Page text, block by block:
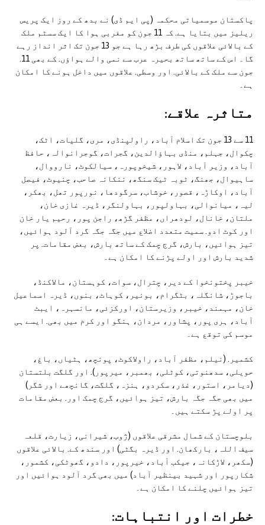
پاکستان موسمیاتی محکمہ (پی ایم ڈی) نے بدھ کے روز ایک پریس
ریلیز میں بتایا ہے. کہ 11 جون کو مغربی ہوا کا ایک سسٹم ملک
کے بالائی علاقوں کی طرف بڑھ رہا ہے جو 13 جون تک اثر انداز رہے
جون سے ملک کے بالائی. اور وسطی. علاقوں میں داخل ہونے کا امکان
ہے۔
متاثرہ علاقے:
11 سے 13 جون تک اسلام آباد، راولپنڈی، مری، گلیات، اٹک،
چکوال، جہلم، منڈی بہاؤالدین، گجرات، گوجرانوالہ، حافظ
آباد، وزیر آباد، لاہور، شیخوپورہ، سیالکوٹ، نارووال،
ساہیوال، جھنگ، ٹوبہ ٹیک سنگھ، ننکانہ صاحب، چنیوٹ، فیصل
آباد، اوکاڑہ، قصور، خوشاب، سرگودھا، نورپور تھل، بھکر،
لیہ، میانوالی، بہاولپور، بہاولنگر، ڈیرہ غازی خان،
ملتان، خانال، لودھراں، مظفر گڑھ، راجن پور، رحیم یار خان
اور کوٹ ادو. سمیت متعدد اضلاع میں جگہ جگہ گرد آلود ہوائیں،
تیز ہوائیں، بارش، گرج چمک کے ساتھ بارش، بعض مقامات. پر
شدید بارش اور اولے پڑنے کا امکان ہے۔
خیبر پختونخوا کے دیر، چترال، سوات، کوہستان، مالاکنڈ،
باجوڑ، شانگلہ، بٹگرام، بونیر، کوہاٹ، بنوں، ڈیرہ اسماعیل
خان، مہمند، خیبر، وزیرستان، اورکزئی، مانسہرہ، ایبٹ
آباد، ہری پور، پشاور، مردان، ہنگو اور کرم میں بھی. ایسے ہی
موسم کی توقع ہے۔
کشمیر. (نیلم، مظفر آباد، راولاکوٹ، پونچھ، ہٹیاں، باغ،
حویلی، سدھنوتی، کوٹلی، بھمبر، میرپور). اور گلگت بلتستان
(دیامر، استور، غذر، سکردو، ہنزہ، گلگت، گانچھے اور شگر)
میں بھی جگہ جگہ بارش، تیز ہوائیں، گرج چمک اور. بعض مقامات
پر اولے پڑ سکتے ہیں۔
بلوچستان کے شمال مشرقی علاقوں (ژوب، شیرانی، زیارت، قلعہ
سیف اللہ، بارکھان. اور ڈیرہ بگٹی) اور سندھ کے. بالائی علاقوں
(سکھر، لاڑکانہ، جیکب آباد، خیرپور، دادو، گھوٹکی، کشمور،
شکارپور اور شہید بینظیر آباد) میں بھی گرد آلود ہوائیں اور
تیز ہوائیں چلنے کا امکان ہے۔
خطرات اور انتباہات: